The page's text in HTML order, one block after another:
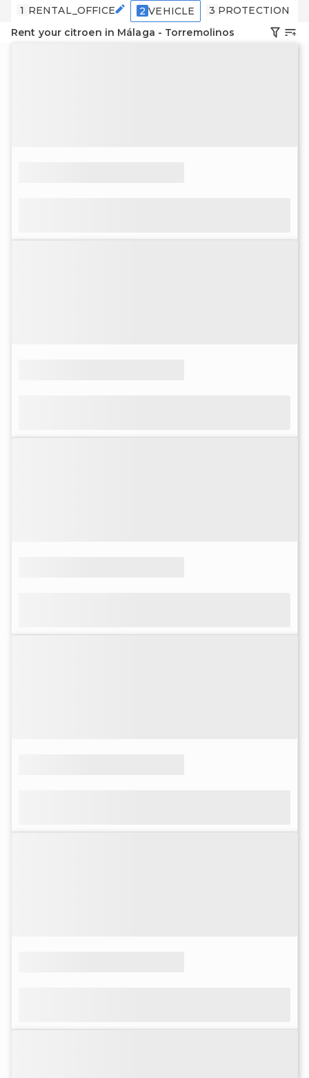
1 RENTAL_OFFICE 2 VEHICLE 3 PROTECTION
Rent your citroen in Málaga - Torremolinos